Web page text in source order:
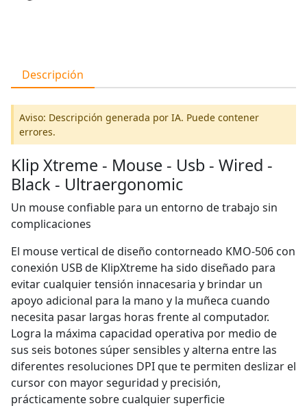
Descripción
Aviso: Descripción generada por IA. Puede contener
errores.
Klip Xtreme - Mouse - Usb - Wired -
Black - Ultraergonomic
Un mouse confiable para un entorno de trabajo sin
complicaciones
El mouse vertical de diseño contorneado KMO-506 con
conexión USB de KlipXtreme ha sido diseñado para
evitar cualquier tensión innacesaria y brindar un
apoyo adicional para la mano y la muñeca cuando
necesita pasar largas horas frente al computador.
Logra la máxima capacidad operativa por medio de
sus seis botones súper sensibles y alterna entre las
diferentes resoluciones DPI que te permiten deslizar el
cursor con mayor seguridad y precisión,
prácticamente sobre cualquier superficie